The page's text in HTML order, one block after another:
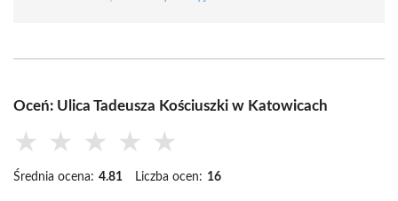
Oceń: Ulica Tadeusza Kościuszki w Katowicach
★ ★ ★ ★ ★
Średnia ocena: 4.81 Liczba ocen: 16